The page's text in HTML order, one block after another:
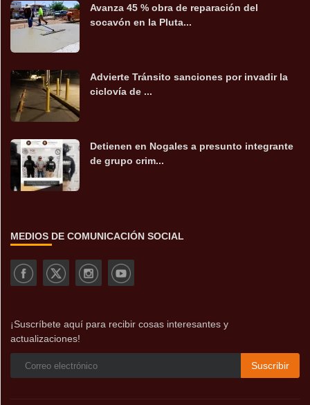
Avanza 45 % obra de reparación del
socavón en la Pluta...
Advierte Tránsito sanciones por invadir la
ciclovía de ...
Detienen en Nogales a presunto integrante
de grupo crim...
MEDIOS DE COMUNICACIÓN SOCIAL
¡Suscríbete aquí para recibir cosas interesantes y
actualizaciones!
Suscribir